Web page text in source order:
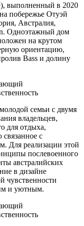
выполненный в 2020
побережье Отуэй
Австралия,
Одноэтажный дом
на крутом
ориентацию,
Bass и долину
семьи с двумя
владельцев,
для отдыха,
с
Для реализации этой
послевоенного
австралийских
в дизайне
чувственности
и уютным.